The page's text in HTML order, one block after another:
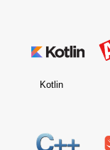
Kotlin